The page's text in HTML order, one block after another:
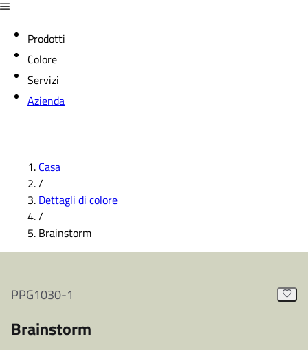
Prodotti
Colore
Servizi
Azienda
Casa
/
Dettagli di colore
/
Brainstorm
PPG1030-1
Brainstorm